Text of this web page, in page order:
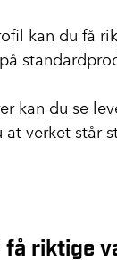
kan du få
kan du se
at verket står
få riktige